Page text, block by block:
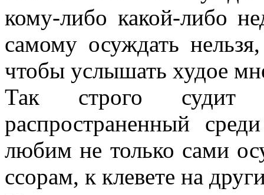
кому-либо какой-либо
самому осуждать
чтобы услышать худое
Так строго судит
распространенный
любим не только сами
ссорам, к клевете на